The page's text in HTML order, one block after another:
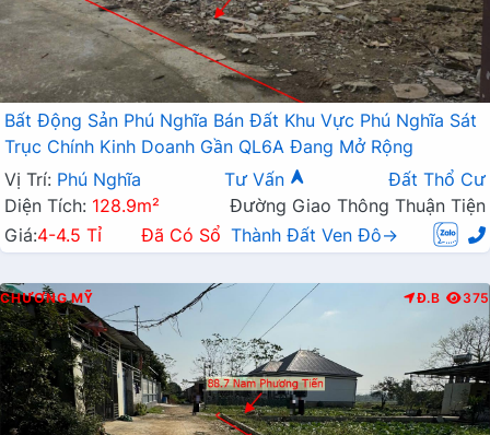
Bất Động Sản Phú Nghĩa Bán Đất Khu Vực Phú Nghĩa Sát
Trục Chính Kinh Doanh Gần QL6A Đang Mở Rộng
Vị Trí: Phú Nghĩa Tư Vấn
Đất Thổ Cư
Diện Tích: 128.9m²
Đường Giao Thông Thuận Tiện
Giá:4-4.5 Tỉ Đã Có Sổ Thành Đất Ven Đô→
CHƯƠNG MỸ Đ.B 375